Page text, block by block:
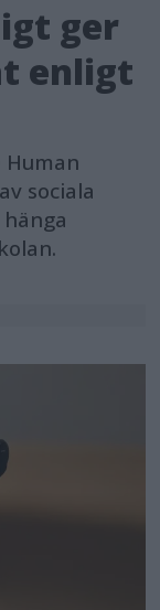
ger
enligt
sociala